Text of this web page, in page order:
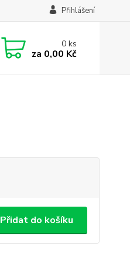
Přihlášení
0ks
za 0,00 Kč
Přidat do košíku